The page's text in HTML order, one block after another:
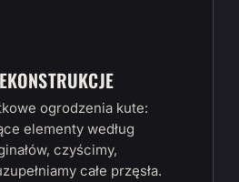
ogrodzenia kute:
elementy według
czyścimy,
całe przęsła.